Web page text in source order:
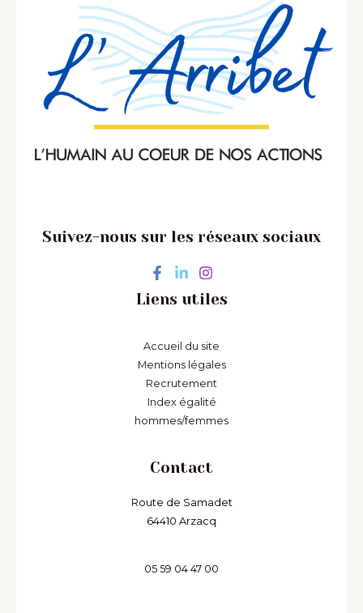
Suivez-nous sur les réseaux sociaux
Liens utiles
Accueil du site
Mentions légales
Recrutement
Index égalité
hommes/femmes
Contact
Route de Samadet
64410 Arzacq
05 59 04 47 00